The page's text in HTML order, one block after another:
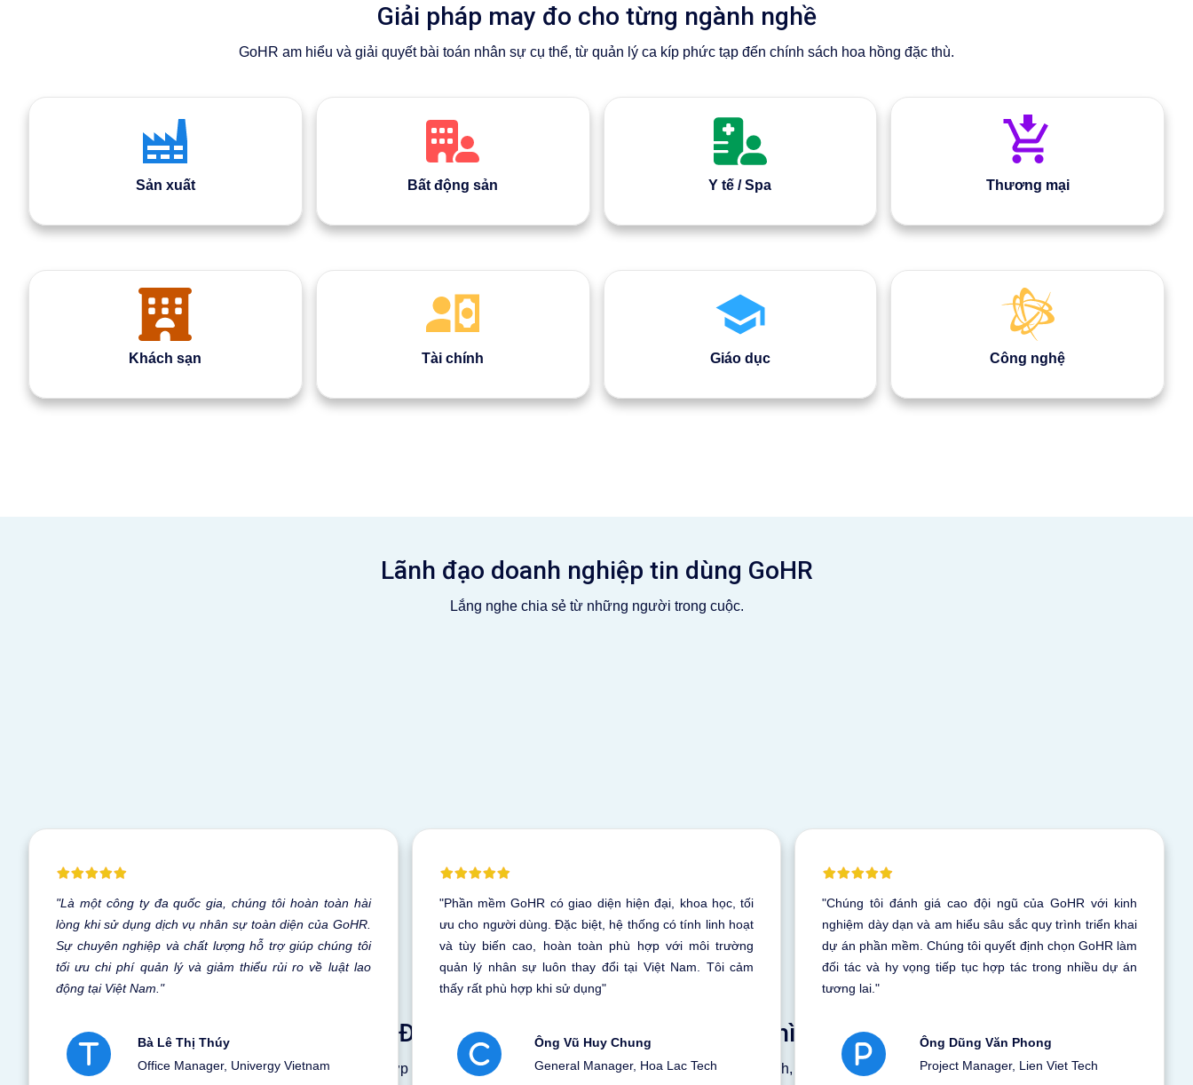
Giải pháp may đo cho từng ngành nghề
GoHR am hiểu và giải quyết bài toán nhân sự cụ thể, từ quản lý ca kíp phức tạp đến chính sách hoa hồng đặc thù.
Sản xuất Bất động sản Y tế / Spa Thương mại
Khách sạn Tài chính Giáo dục Công nghệ
Lãnh đạo doanh nghiệp tin dùng GoHR
Lắng nghe chia sẻ từ những người trong cuộc.
"Là một công ty đa quốc gia, chúng tôi hoàn toàn hài
lòng khi sử dụng dịch vụ nhân sự toàn diện của GoHR.
Sự chuyên nghiệp và chất lượng hỗ trợ giúp chúng tôi
tối ưu chi phí quản lý và giảm thiểu rủi ro về luật lao
động tại Việt Nam."
Bà Lê Thị Thúy
Office Manager, Univergy Vietnam
"Phần mềm GoHR có giao diện hiện đại, khoa học, tối
ưu cho người dùng. Đặc biệt, hệ thống có tính linh hoạt
và tùy biến cao, hoàn toàn phù hợp với môi trường
quản lý nhân sự luôn thay đổi tại Việt Nam. Tôi cảm
thấy rất phù hợp khi sử dụng"
Ông Vũ Huy Chung
General Manager, Hoa Lac Tech
"Chúng tôi đánh giá cao đội ngũ của GoHR với kinh
nghiệm dày dạn và am hiểu sâu sắc quy trình triển khai
dự án phần mềm. Chúng tôi quyết định chọn GoHR làm
đối tác và hy vọng tiếp tục hợp tác trong nhiều dự án
tương lai."
Ông Dũng Văn Phong
Project Manager, Lien Viet Tech
Đầu tư thông minh, hiệu quả tức thì
Chọn gói phù hợp nhất với quy mô và mục tiêu chiến lược. Cam kết minh bạch, không chi phí ẩn